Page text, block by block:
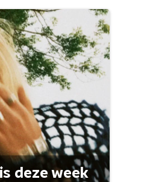
deze week